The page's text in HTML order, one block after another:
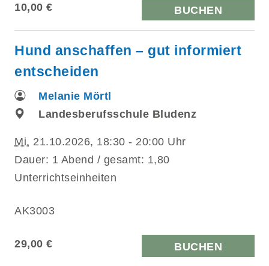
10,00 € BUCHEN
Hund anschaffen – gut informiert
entscheiden
Melanie Mörtl
Landesberufsschule Bludenz
Mi. 21.10.2026, 18:30 - 20:00 Uhr
Dauer: 1 Abend / gesamt: 1,80
Unterrichtseinheiten
AK3003
29,00 € BUCHEN